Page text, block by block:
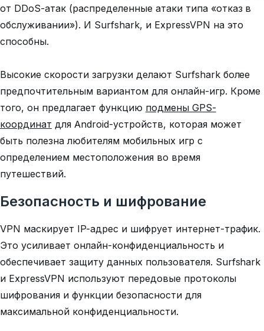
от DDoS-атак (распределенные атаки типа «отказ в
обслуживании»). И Surfshark, и ExpressVPN на это
способны.
Высокие скорости загрузки делают Surfshark более
предпочтительным вариантом для онлайн-игр. Кроме
того, он предлагает функцию подмены GPS-
координат для Android-устройств, которая может
быть полезна любителям мобильных игр с
определением местоположения во время
путешествий.
Безопасность и шифрование
VPN маскирует IP-адрес и шифрует интернет-трафик.
Это усиливает онлайн-конфиденциальность и
обеспечивает защиту данных пользователя. Surfshark
и ExpressVPN используют передовые протоколы
шифрования и функции безопасности для
максимальной конфиденциальности.